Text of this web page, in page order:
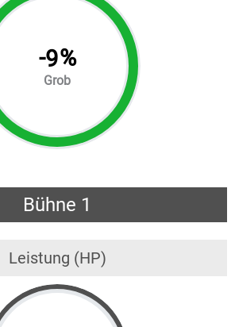
-9%
Grob
Bühne 1
Leistung (HP)